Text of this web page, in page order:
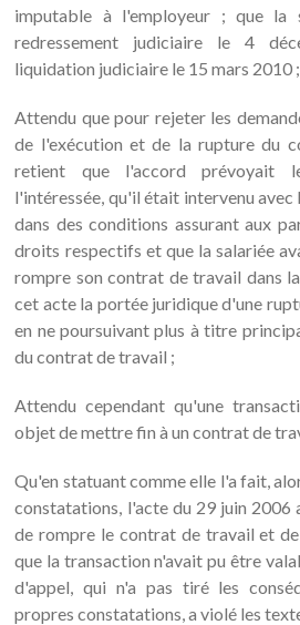
imputable à l'employeur ; que la
redressement judiciaire le 4
liquidation judiciaire le 15 mars 2010 ;
Attendu que pour rejeter les
de l'exécution et de la rupture du
retient que l'accord prévoyait
l'intéressée, qu'il était intervenu avec
dans des conditions assurant aux
droits respectifs et que la salariée
rompre son contrat de travail dans
cet acte la portée juridique d'une
en ne poursuivant plus à titre
du contrat de travail ;
Attendu cependant qu'une
objet de mettre fin à un contrat de
Qu'en statuant comme elle l'a fait,
constatations, l'acte du 29 juin
de rompre le contrat de travail et
que la transaction n'avait pu être
d'appel, qui n'a pas tiré les
propres constatations, a violé les